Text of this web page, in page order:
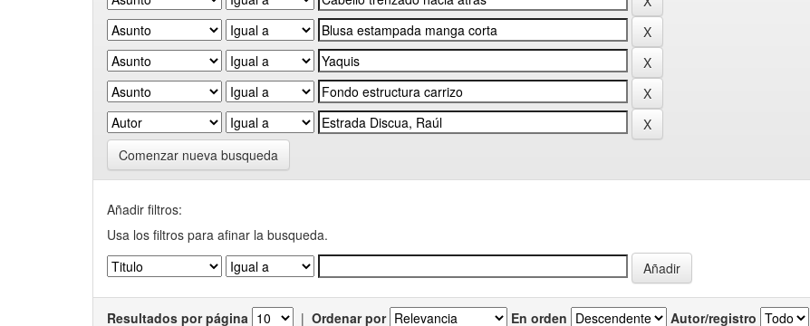
Comenzar nueva busqueda
Añadir filtros:
Usa los filtros para afinar la busqueda.
Resultados por página | Ordenar por En orden Autor/registro